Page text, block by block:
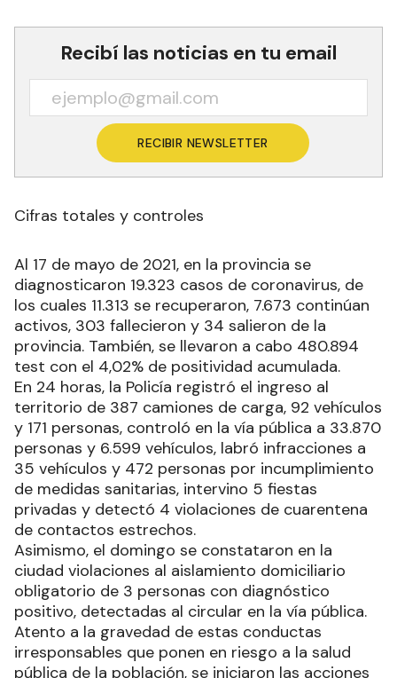
Recibí las noticias en tu email
RECIBIR NEWSLETTER
Cifras totales y controles
Al 17 de mayo de 2021, en la provincia se
diagnosticaron 19.323 casos de coronavirus, de
los cuales 11.313 se recuperaron, 7.673 continúan
activos, 303 fallecieron y 34 salieron de la
provincia. También, se llevaron a cabo 480.894
test con el 4,02% de positividad acumulada.
En 24 horas, la Policía registró el ingreso al
territorio de 387 camiones de carga, 92 vehículos
y 171 personas, controló en la vía pública a 33.870
personas y 6.599 vehículos, labró infracciones a
35 vehículos y 472 personas por incumplimiento
de medidas sanitarias, intervino 5 fiestas
privadas y detectó 4 violaciones de cuarentena
de contactos estrechos.
Asimismo, el domingo se constataron en la
ciudad violaciones al aislamiento domiciliario
obligatorio de 3 personas con diagnóstico
positivo, detectadas al circular en la vía pública.
Atento a la gravedad de estas conductas
irresponsables que ponen en riesgo a la salud
pública de la población, se iniciaron las acciones